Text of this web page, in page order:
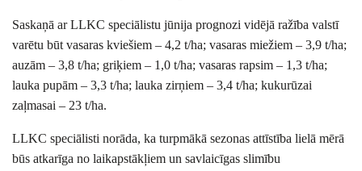
Saskaņā ar LLKC speciālistu jūnija prognozi vidējā ražība valstī
varētu būt vasaras kviešiem – 4,2 t/ha; vasaras miežiem – 3,9 t/ha;
auzām – 3,8 t/ha; griķiem – 1,0 t/ha; vasaras rapsim – 1,3 t/ha;
lauka pupām – 3,3 t/ha; lauka zirņiem – 3,4 t/ha; kukurūzai
zaļmasai – 23 t/ha.
LLKC speciālisti norāda, ka turpmākā sezonas attīstība lielā mērā
būs atkarīga no laikapstākļiem un savlaicīgas slimību